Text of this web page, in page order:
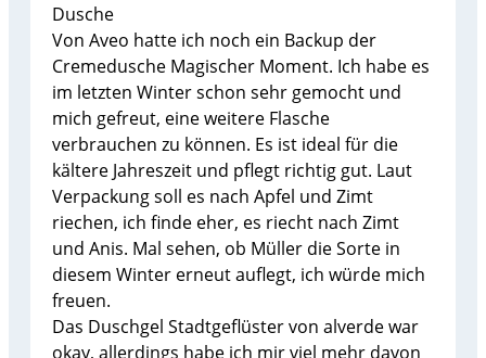
Dusche
Von Aveo hatte ich noch ein Backup der
Cremedusche Magischer Moment. Ich habe es
im letzten Winter schon sehr gemocht und
mich gefreut, eine weitere Flasche
verbrauchen zu können. Es ist ideal für die
kältere Jahreszeit und pflegt richtig gut. Laut
Verpackung soll es nach Apfel und Zimt
riechen, ich finde eher, es riecht nach Zimt
und Anis. Mal sehen, ob Müller die Sorte in
diesem Winter erneut auflegt, ich würde mich
freuen.
Das Duschgel Stadtgeflüster von alverde war
okay, allerdings habe ich mir viel mehr davon